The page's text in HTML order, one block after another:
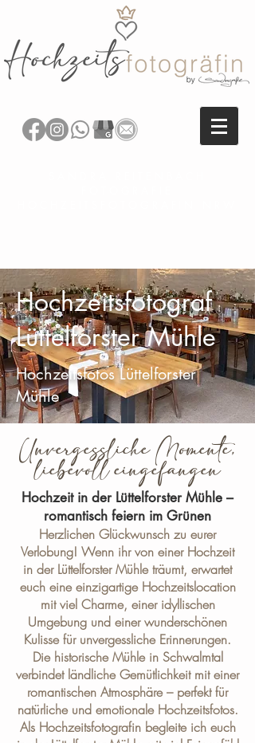
Hochzeitsfotograf
Lüttelforster Mühle
Hochzeitsfotos Lüttelforster
Mühle
Unvergessliche Momente,
liebevoll eingefangen
Hochzeit in der Lüttelforster Mühle –
romantisch feiern im Grünen
Herzlichen Glückwunsch zu eurer
Verlobung! Wenn ihr von einer Hochzeit
in der Lüttelforster Mühle träumt, erwartet
euch eine einzigartige Hochzeitslocation
mit viel Charme, einer idyllischen
Umgebung und einer wunderschönen
Kulisse für unvergessliche Erinnerungen.
Die historische Mühle in Schwalmtal
verbindet ländliche Gemütlichkeit mit einer
romantischen Atmosphäre – perfekt für
natürliche und emotionale Hochzeitsfotos.
Als Hochzeitsfotografin begleite ich euch